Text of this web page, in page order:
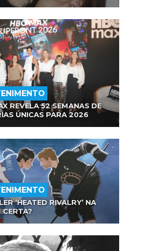
REVELA 52 SEMANAS DE
ÚNICAS PARA 2026
‘HEATED RIVALRY’ NA
CERTA?